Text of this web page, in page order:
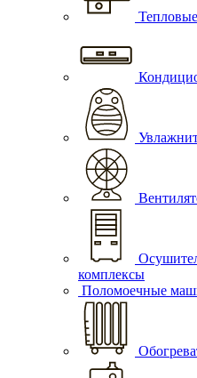
комплексы
Поломоечные